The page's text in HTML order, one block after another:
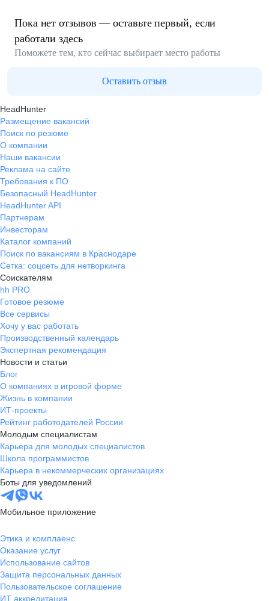
Пока нет отзывов — оставьте первый, если
работали здесь
Поможете тем, кто сейчас выбирает место работы
Оставить отзыв
HeadHunter
Размещение вакансий
Поиск по резюме
О компании
Наши вакансии
Реклама на сайте
Требования к ПО
Безопасный HeadHunter
HeadHunter API
Партнерам
Инвесторам
Каталог компаний
Поиск по вакансиям в Краснодаре
Сетка: соцсеть для нетворкинга
Соискателям
hh PRO
Готовое резюме
Все сервисы
Хочу у вас работать
Производственный календарь
Экспертная рекомендация
Новости и статьи
Блог
О компаниях в игровой форме
Жизнь в компании
ИТ-проекты
Рейтинг работодателей России
Молодым специалистам
Карьера для молодых специалистов
Школа программистов
Карьера в некоммерческих организациях
Боты для уведомлений
Мобильное приложение
Этика и комплаенс
Оказание услуг
Использование сайтов
Защита персональных данных
Пользовательское соглашение
ИТ аккредитация